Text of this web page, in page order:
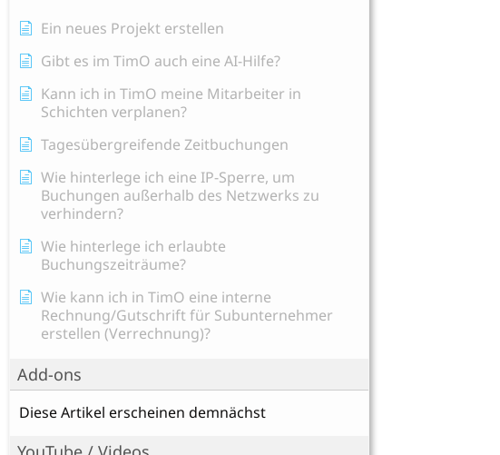
Ein neues Projekt erstellen
Gibt es im TimO auch eine AI-Hilfe?
Kann ich in TimO meine Mitarbeiter in
Schichten verplanen?
Tagesübergreifende Zeitbuchungen
Wie hinterlege ich eine IP-Sperre, um
Buchungen außerhalb des Netzwerks zu
verhindern?
Wie hinterlege ich erlaubte
Buchungszeiträume?
Wie kann ich in TimO eine interne
Rechnung/Gutschrift für Subunternehmer
erstellen (Verrechnung)?
Add-ons
Diese Artikel erscheinen demnächst